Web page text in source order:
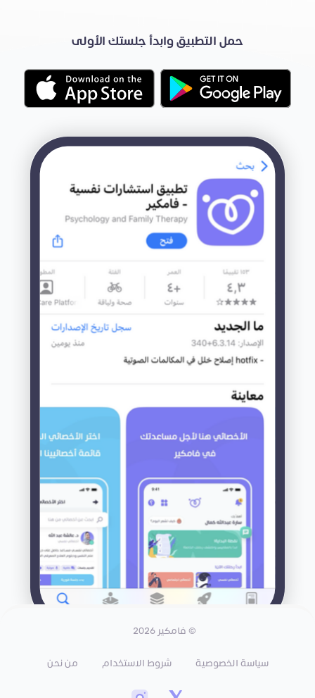
حمل التطبيق وابدأ جلستك الأولى
© فامكير 2026
سياسة الخصوصية شروط الاستخدام من نحن